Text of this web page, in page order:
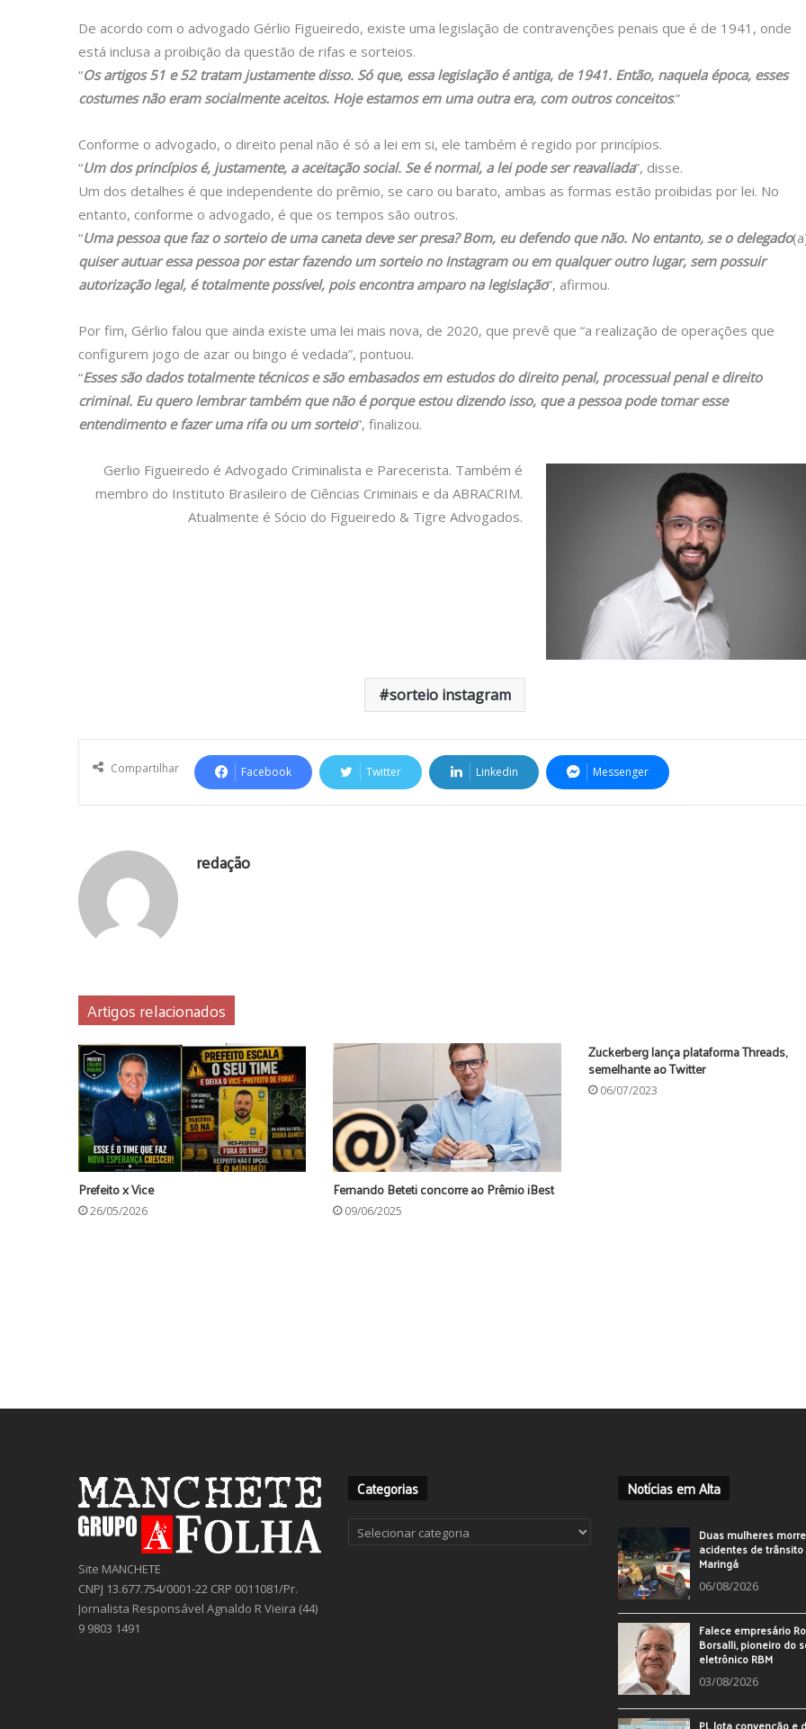
De acordo com o advogado Gérlio Figueiredo, existe uma legislação de contravenções penais que é de 1941, onde
está inclusa a proibição da questão de rifas e sorteios.
“Os artigos 51 e 52 tratam justamente disso. Só que, essa legislação é antiga, de 1941. Então, naquela época, esses
costumes não eram socialmente aceitos. Hoje estamos em uma outra era, com outros conceitos.”
Conforme o advogado, o direito penal não é só a lei em si, ele também é regido por princípios.
“Um dos princípios é, justamente, a aceitação social. Se é normal, a lei pode ser reavaliada”, disse.
Um dos detalhes é que independente do prêmio, se caro ou barato, ambas as formas estão proibidas por lei. No
entanto, conforme o advogado, é que os tempos são outros.
“Uma pessoa que faz o sorteio de uma caneta deve ser presa? Bom, eu defendo que não. No entanto, se o delegado
quiser autuar essa pessoa por estar fazendo um sorteio no Instagram ou em qualquer outro lugar, sem possuir
autorização legal, é totalmente possível, pois encontra amparo na legislação”, afirmou.
Por fim, Gérlio falou que ainda existe uma lei mais nova, de 2020, que prevê que “a realização de operações que
configurem jogo de azar ou bingo é vedada”, pontuou.
“Esses são dados totalmente técnicos e são embasados em estudos do direito penal, processual penal e direito
criminal. Eu quero lembrar também que não é porque estou dizendo isso, que a pessoa pode tomar esse
entendimento e fazer uma rifa ou um sorteio”, finalizou.
Gerlio Figueiredo é Advogado Criminalista e Parecerista. Também é
membro do Instituto Brasileiro de Ciências Criminais e da ABRACRIM.
Atualmente é Sócio do Figueiredo & Tigre Advogados.
sorteio instagram
Compartilhar Facebook Twitter Linkedin Messenger
redação
Artigos relacionados
Prefeito x Vice
26/05/2026
Fernando Beteti concorre ao Prêmio iBest
09/06/2025
Zuckerberg lança plataforma Threads,
semelhante ao Twitter
06/07/2023
Site MANCHETE
CNPJ 13.677.754/0001-22 CRP 0011081/Pr.
Jornalista Responsável Agnaldo R Vieira (44)
9 9803 1491
Categorias
Categorias
Notícias em Alta
Duas mulheres
acidentes de
Maringá
06/08/2026
Falece empresário
Borsalli, pioneiro do
eletrônico RBM
03/08/2026